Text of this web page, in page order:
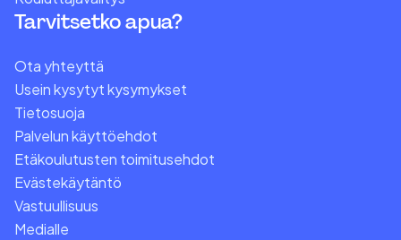
Tarvitsetko apua?
Ota yhteyttä
Usein kysytyt kysymykset
Tietosuoja
Palvelun käyttöehdot
Etäkoulutusten toimitusehdot
Evästekäytäntö
Vastuullisuus
Medialle